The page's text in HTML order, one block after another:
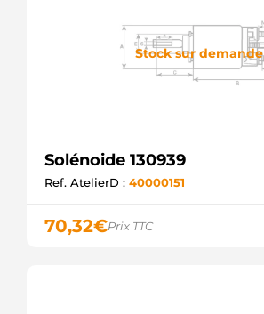
Stock sur demande
Solénoide 130939
Ref. AtelierD : 40000151
70,32€Prix TTC